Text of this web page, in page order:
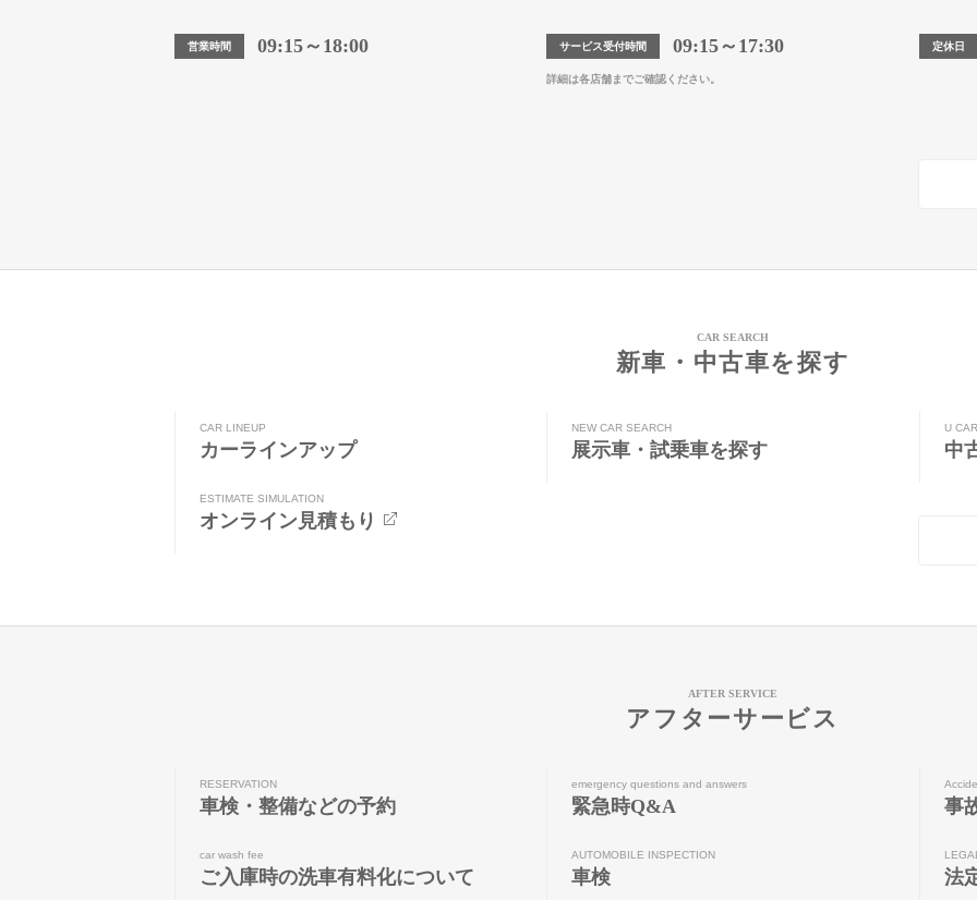
営業時間 09:15～18:00 サービス受付時間 09:15～17:30
詳細は各店舗までご確認ください。
定休日
CAR SEARCH
新車・中古車を探す
CAR LINEUP
カーラインアップ
NEW CAR SEARCH
展示車・試乗車を探す
U
中
ESTIMATE SIMULATION
オンライン見積もり
AFTER SERVICE
アフターサービス
RESERVATION
車検・整備などの予約
emergency questions and answers
緊急時Q&A 事
car wash fee
ご入庫時の洗車有料化について
AUTOMOBILE INSPECTION
車検 法